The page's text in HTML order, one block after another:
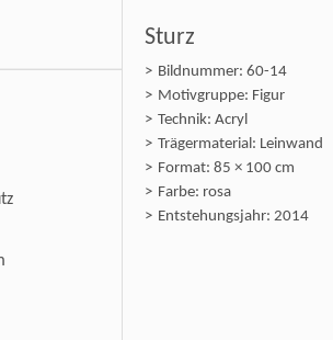
Sturz
Bildnummer: 60-14
Motivgruppe: Figur
Technik: Acryl
Trägermaterial: Leinwand
Format: 85 × 100 cm
Farbe: rosa
Entstehungsjahr: 2014